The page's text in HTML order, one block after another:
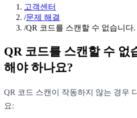
고객센터
/문제 해결
/QR 코드를 스캔할 수 없습니다
QR 코드를 스캔할 수 없
해야 하나요?
QR 코드 스캔이 작동하지 않는 경우
요: